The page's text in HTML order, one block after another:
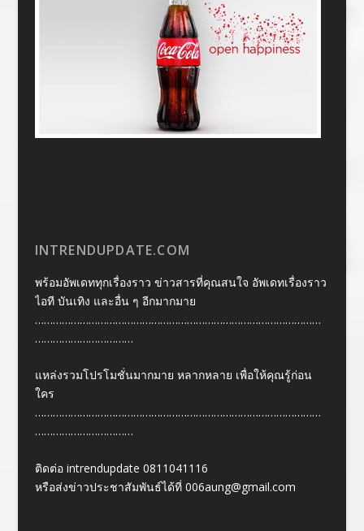
INTRENDUPDATE.COM
พร้อมอัพเดททุกเรื่องราว ข่าวสารที่คุณสนใจ อัพเดทเรื่องราว
ไอที บันเทิง และอื่น ๆ อีกมากมาย
……………………………………………………………………………………
……………………………
แหล่งรวมโปรโมชั่นมากมาย หลากหลาย เพื่อให้คุณรู้ก่อน
ใคร
……………………………………………………………………………………
……………………………
ติดต่อ intrendupdate 0811041116
หรือส่งข่าวประชาสัมพันธ์ได้ที่ 006aung@gmail.com